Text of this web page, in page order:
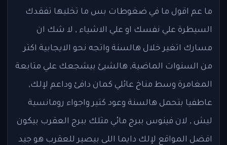
ما عم اقول ما في ضغوطات بس ما تخليها تفقدك
السيطرة علي نفسك او علي الاشياء , لا شك ان
مسارك اتغير خلال هالسنة واتجه نحو الايجابية اكتر
من السنوات الماضية, هالشيئ بيشجعك علي متابعة
المغامرة وسط مناخ عائلي كمان دافئ وداعم لإلك,
عاطفيا بتحمل هالسنة وعود كتير واجواء رومانسية
ليش , لان فينوس ببرج مائي مثلك ببرج العقرب بيكون
افضل المواقع لإلك دايما اللى بيصير للعقرب هو جيد